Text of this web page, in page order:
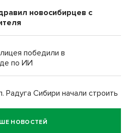
новосибирцев с
победили в
по ИИ
Радуга Сибири начали строить
НОВОСТЕЙ